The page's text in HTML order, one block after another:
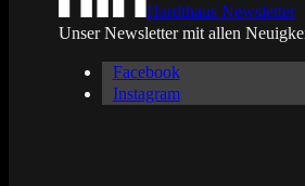
Hardthaus Newsletter
Unser Newsletter mit allen
Facebook
Instagram